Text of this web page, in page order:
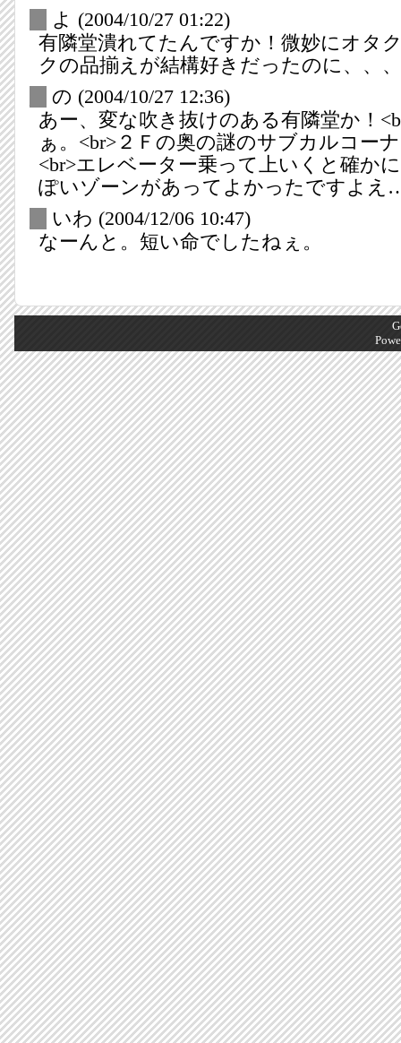
よ (2004/10/27 01:22)
有隣堂潰れてたんですか！微妙にオタ
クの品揃えが結構好きだったのに、、、
の (2004/10/27 12:36)
あー、変な吹き抜けのある有隣堂か！
ぁ。<br>２Ｆの奥の謎のサブカルコー
<br>エレベーター乗って上いくと確か
ぽいゾーンがあってよかったですよえ
いわ (2004/12/06 10:47)
なーんと。短い命でしたねぇ。